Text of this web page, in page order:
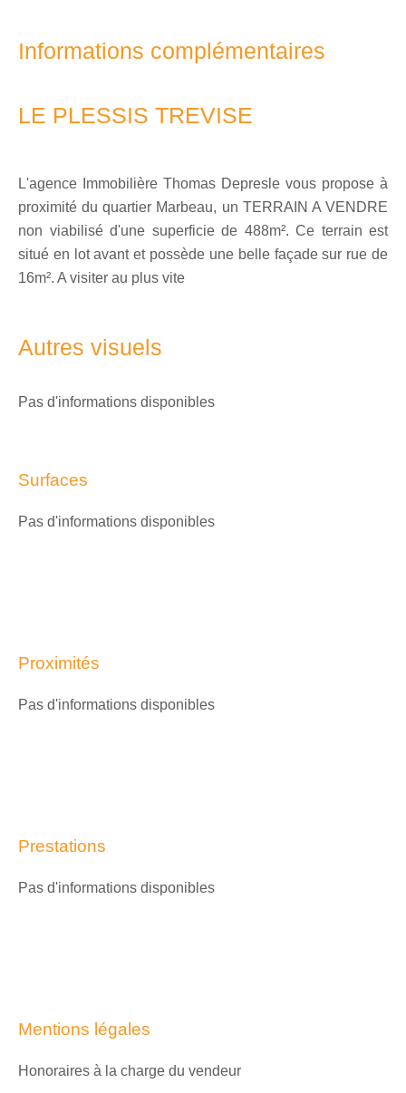
Informations complémentaires
LE PLESSIS TREVISE
L'agence Immobilière Thomas Depresle vous propose à
proximité du quartier Marbeau, un TERRAIN A VENDRE
non viabilisé d'une superficie de 488m². Ce terrain est
situé en lot avant et possède une belle façade sur rue de
16m². A visiter au plus vite
Autres visuels
Pas d'informations disponibles
Surfaces
Pas d'informations disponibles
Proximités
Pas d'informations disponibles
Prestations
Pas d'informations disponibles
Mentions légales
Honoraires à la charge du vendeur